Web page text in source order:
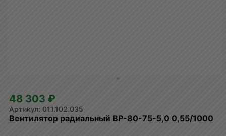
48 303 ₽
011.102.035
Вентилятор радиальный ВР-80-75-5,0 0,55/1000